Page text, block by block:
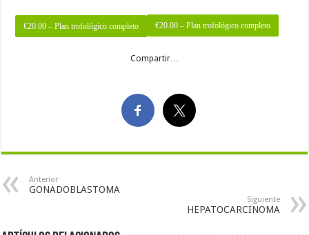
€20.00 – Plan trofológico completo
Compartir…
Anterior
GONADOBLASTOMA
Siguiente
HEPATOCARCINOMA